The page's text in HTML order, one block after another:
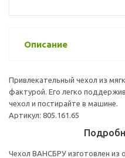
Описание
Привлекательный чехол из
фактурой. Его легко
чехол и постирайте в машине.
Артикул: 805.161.65
Чехол ВАНСБРУ изготовлен из